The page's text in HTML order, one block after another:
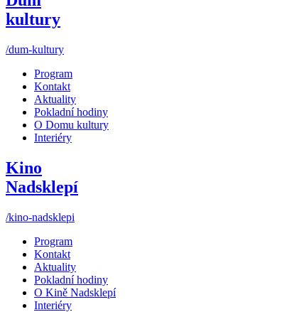
kultury
/dum-kultury
Program
Kontakt
Aktuality
Pokladní hodiny
O Domu kultury
Interiéry
Kino
Nadsklepí
/kino-nadsklepi
Program
Kontakt
Aktuality
Pokladní hodiny
O Kině Nadsklepí
Interiéry